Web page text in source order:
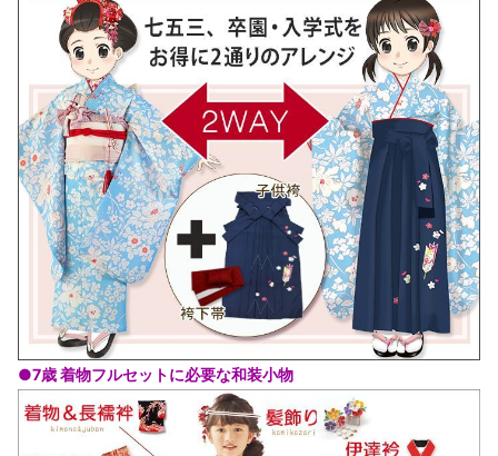
●7歳 着物フルセットに必要な和装小物